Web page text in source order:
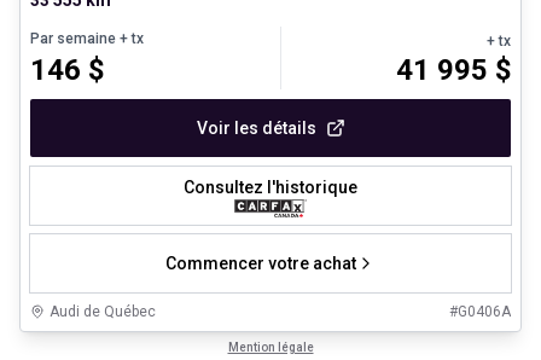
Par semaine + tx
146 $
+ tx
41 995 $
Voir les détails
Consultez l'historique
Commencer votre achat
Audi de Québec #G0406A
Mention légale
Véhicules d'occasion certifiés